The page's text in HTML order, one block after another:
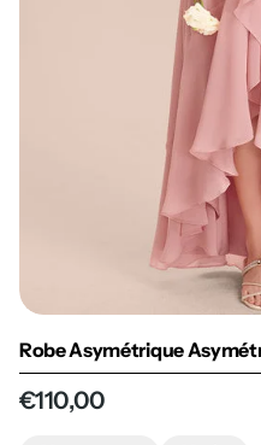
Robe Asymétrique
€110,00